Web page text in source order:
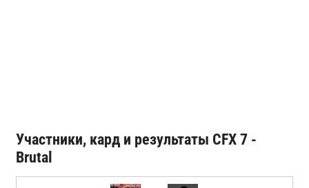
Участники, кард и результаты CFX 7 -
Brutal